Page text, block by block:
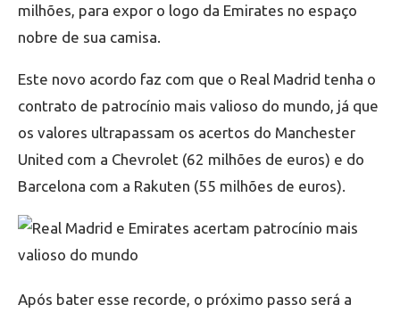
milhões, para expor o logo da Emirates no espaço
nobre de sua camisa.
Este novo acordo faz com que o Real Madrid tenha o
contrato de patrocínio mais valioso do mundo, já que
os valores ultrapassam os acertos do Manchester
United com a Chevrolet (62 milhões de euros) e do
Barcelona com a Rakuten (55 milhões de euros).
Após bater esse recorde, o próximo passo será a